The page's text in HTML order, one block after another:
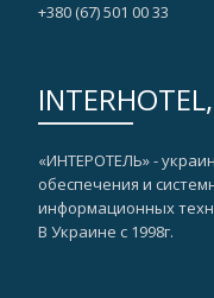
+380 (67)‎ 501 00 33
«ИНТЕРОТЕЛЬ» -
обеспечения и
информационных
В Украине с 1998г.